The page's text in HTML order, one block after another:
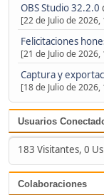
OBS Studio 32.2.0
[22 de Julio de 2026,
Felicitaciones
[21 de Julio de 2026,
Captura y
[18 de Julio de 2026,
Usuarios
183 Visitantes, 0
Colaboraciones